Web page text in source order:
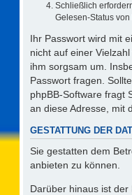
Schließlich
Gelesen-Status
Ihr Passwort wird mit
nicht auf einer
ihm sorgsam um.
Passwort fragen.
phpBB-Software fragt
an diese Adresse, mit
GESTATTUNG DER
Sie gestatten dem
anbieten zu können.
Darüber hinaus ist